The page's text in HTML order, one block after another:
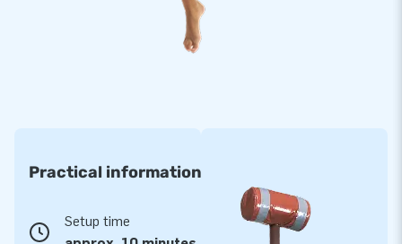
Practical information
Setup time